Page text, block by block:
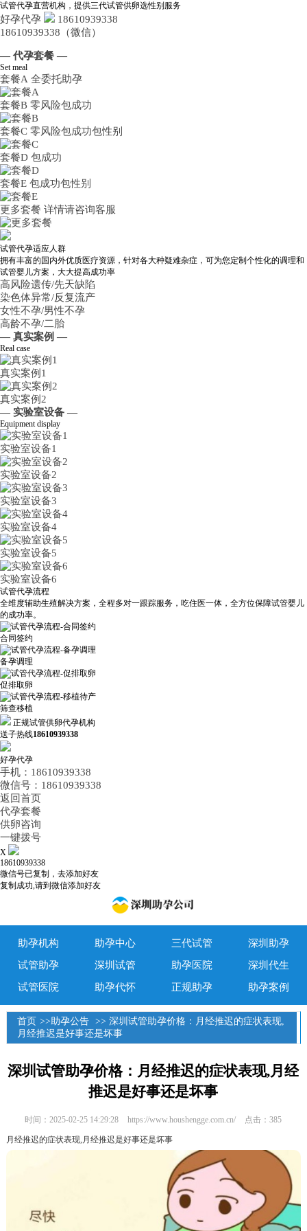
试管代孕直营机构，提供三代试管供卵选性别服务
好孕代孕
18610939338
18610939338（微信）
— 代孕套餐 —
Set meal
套餐A 全委托助孕
套餐B 零风险包成功
套餐C 零风险包成功包性别
套餐D 包成功
套餐E 包成功包性别
更多套餐 详情请咨询客服
试管代孕适应人群
拥有丰富的国内外优质医疗资源，针对各大种疑难杂症，可为您定制个性化的调理和
试管婴儿方案，大大提高成功率
高风险遗传/先天缺陷
染色体异常/反复流产
女性不孕/男性不孕
高龄不孕/二胎
— 真实案例 —
Real case
真实案例1
真实案例2
— 实验室设备 —
Equipment display
实验室设备1
实验室设备2
实验室设备3
实验室设备4
实验室设备5
实验室设备6
试管代孕流程
全维度辅助生殖解决方案，全程多对一跟踪服务，吃住医一体，全方位保障试管婴儿
的成功率。
合同签约
备孕调理
促排取卵
筛查移植
正规试管供卵代孕机构
送子热线18610939338
好孕代孕
手机：18610939338
微信号：18610939338
返回首页
代孕套餐
供卵咨询
一键拨号
X
18610939338
微信号已复制，去添加好友
复制成功,请到微信添加好友
助孕机构 助孕中心 三代试管
深圳助孕
试管助孕
深圳试管 助孕医院
深圳代生
试管医院
助孕代怀 正规助孕 助孕案例
首页 >> 助孕公告
>> 深圳试管助孕价格：月经推迟的症状表现,
月经推迟是好事还是坏事
深圳试管助孕价格：月经推迟的症状表现,月经
推迟是好事还是坏事
时间：2025-02-25 14:29:28 https://www.houshengge.com.cn/ 点击：385
月经推迟的症状表现,月经推迟是好事还是坏事